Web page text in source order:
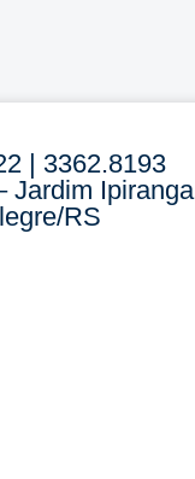
| 3362.8193
Jardim Ipiranga
RS